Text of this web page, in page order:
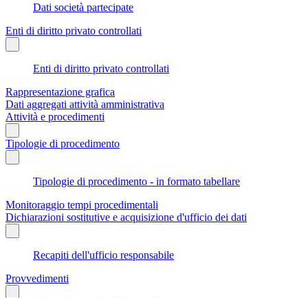
Dati società partecipate
Enti di diritto privato controllati
Enti di diritto privato controllati
Rappresentazione grafica
Dati aggregati attività amministrativa
Attività e procedimenti
Tipologie di procedimento
Tipologie di procedimento - in formato tabellare
Monitoraggio tempi procedimentali
Dichiarazioni sostitutive e acquisizione d'ufficio dei dati
Recapiti dell'ufficio responsabile
Provvedimenti